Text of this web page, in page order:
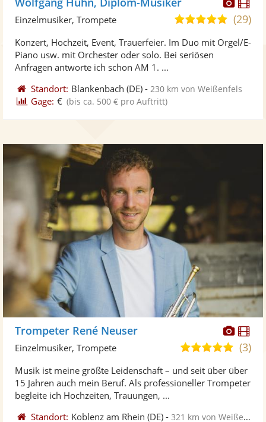
Fotos
5,0
5
(29)
Einzelmusiker, Trompete
Konzert, Hochzeit, Event, Trauerfeier. Im Duo mit Orgel/E-
Piano usw. mit Orchester oder solo. Bei seriösen
Anfragen antworte ich schon AM 1. ...
Standort: Blankenbach (DE) - 230 km von Weißenfels
Gage: € (bis ca. 500 € pro Auftritt)
Fotos
Trompeter René Neuser
5,0
5
(3)
Einzelmusiker, Trompete
Musik ist meine größte Leidenschaft – und seit über über
15 Jahren auch mein Beruf. Als professioneller Trompeter
begleite ich Hochzeiten, Trauungen, ...
Standort: Koblenz am Rhein (DE) -321 km von Weißenfels